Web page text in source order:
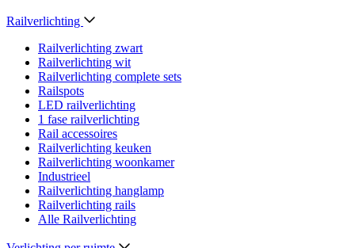
Railverlichting
Railverlichting zwart
Railverlichting wit
Railverlichting complete sets
Railspots
LED railverlichting
1 fase railverlichting
Rail accessoires
Railverlichting keuken
Railverlichting woonkamer
Industrieel
Railverlichting hanglamp
Railverlichting rails
Alle Railverlichting